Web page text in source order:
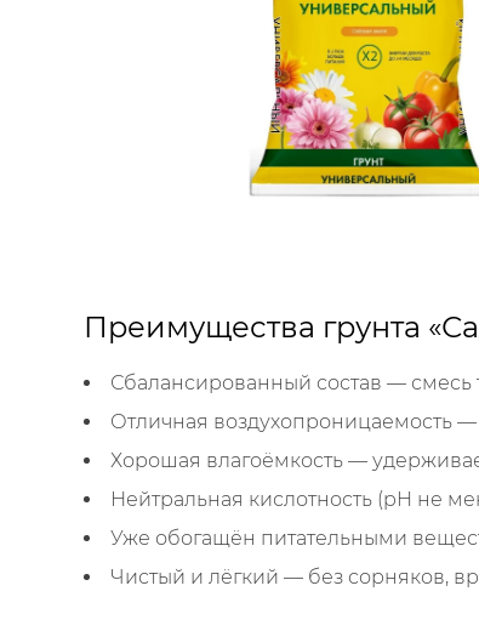
Преимущества грунта
Сбалансированный состав — смесь
Отличная воздухопроницаемость
Хорошая влагоёмкость —
Нейтральная кислотность (pH не
Уже обогащён питательными
Чистый и лёгкий — без сорняков,